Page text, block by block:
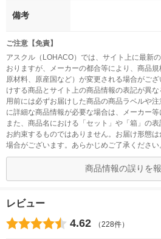
備考
ご注意【免責】
アスクル（LOHACO）では、サイト上に最新
おりますが、メーカーの都合等により、商品規
原材料、原産国など）が変更される場合がご
けする商品とサイト上の商品情報の表記が異
用前には必ずお届けした商品の商品ラベルや
に詳細な商品情報が必要な場合は、メーカー等
また、商品名における「セット」や「箱」の
お約束するものではありません。お届け形態
場合がございます。あらかじめご了承ください
商品情報の誤りを
レビュー
4.62 （228件）